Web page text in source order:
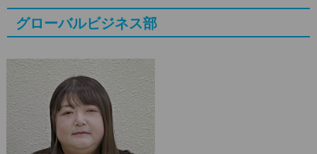
グローバルビジネス部